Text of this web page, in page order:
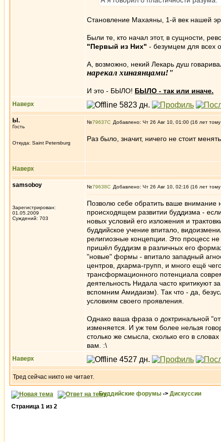
Становление Махаяны, 1-й век нашей
Были те, кто начал этот, в сущности,
"Первый из Них" - безумцем для всех
А, возможно, некий Лекарь душ
нарекал хинаянцами!"
И это - БЫЛО! БЫЛО - так или иначе.
Наверх
Ы.
Гость
Откуда: Saint Petersburg
№79637 Добавлено: Чт 26 Авг 10, 01:00 (16 лет
Раз было, значит, ничего не стоит
Наверх
samsoboy
Зарегистрирован:
01.05.2009
Суждений: 703
№79638 Добавлено: Чт 26 Авг 10, 02:16 (16 лет
Позволю себе обратить ваше внимание
происходящем развитии буддизма -
новых условий его изложения и
буддийское учение впитало,
религиозные концепции. Это процесс
пришёл буддизм в различных его
"новые" формы - впитало западный
центров, дхарма-групп, и много ещё
трансформационного потенциала
деятельность Нидала часто критикуют
вспомним Амидаизм). Так что - да,
условиям своего проявления.
Однако ваша фраза о доктринальной
изменяется. И уж тем более нельзя
столько же смысла, сколько его в
вам. :\
Наверх
Тред сейчас никто не читает.
Буддийские форумы -> Дискуссии
Страница 1 из 2